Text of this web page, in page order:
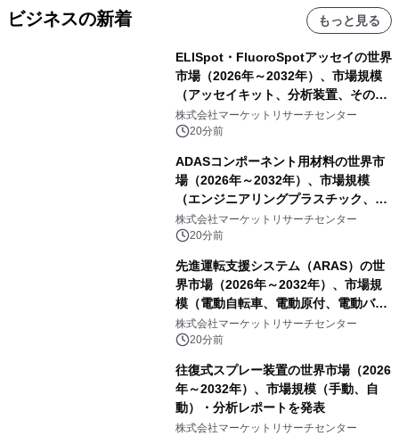
ビジネスの新着 もっと見る
ELISpot・FluoroSpotアッセイの世界
市場（2026年～2032年）、市場規模
（アッセイキット、分析装置、その
他）・分析レポートを発表
株式会社マーケットリサーチセンター
20分前
ADASコンポーネント用材料の世界市
場（2026年～2032年）、市場規模
（エンジニアリングプラスチック、RF
および誘電体材料、光学・カバー材
料、その他）・分析レポートを発表
株式会社マーケットリサーチセンター
20分前
先進運転支援システム（ARAS）の世
界市場（2026年～2032年）、市場規
模（電動自転車、電動原付、電動バイ
ク）・分析レポートを発表
株式会社マーケットリサーチセンター
20分前
往復式スプレー装置の世界市場（2026
年～2032年）、市場規模（手動、自
動）・分析レポートを発表
株式会社マーケットリサーチセンター